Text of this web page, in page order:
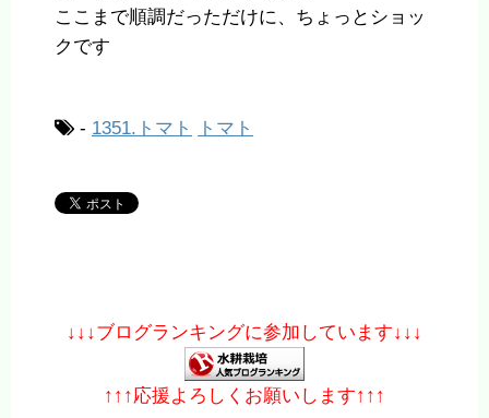
ここまで順調だっただけに、ちょっとショッ
クです
- 1351.トマト トマト
↓↓↓ブログランキングに参加しています↓↓↓
↑↑↑応援よろしくお願いします↑↑↑